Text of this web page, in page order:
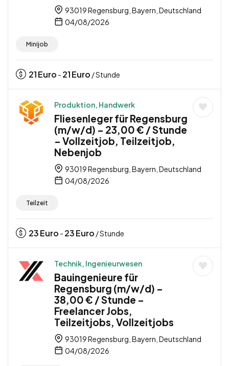
93019 Regensburg, Bayern, Deutschland
04/08/2026
Minijob
21Euro - 21Euro / Stunde
Produktion, Handwerk
Fliesenleger für Regensburg
(m/w/d) – 23,00 € / Stunde
– Vollzeitjob, Teilzeitjob,
Nebenjob
93019 Regensburg, Bayern, Deutschland
04/08/2026
Teilzeit
23Euro - 23Euro / Stunde
Technik, Ingenieurwesen
Bauingenieure für
Regensburg (m/w/d) –
38,00 € / Stunde –
Freelancer Jobs,
Teilzeitjobs, Vollzeitjobs
93019 Regensburg, Bayern, Deutschland
04/08/2026